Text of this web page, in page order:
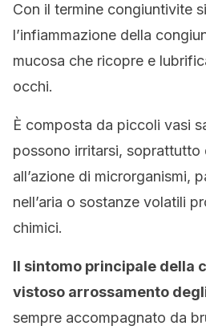
Con il termine congiuntivite
l’infiammazione della
mucosa che ricopre e
occhi.
È composta da piccoli vasi
possono irritarsi, soprattutto
all’azione di microrganismi,
nell’aria o sostanze volatili
chimici.
Il sintomo principale della
vistoso arrossamento
sempre accompagnato da